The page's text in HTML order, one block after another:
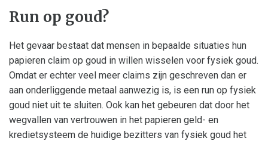
Run op goud?
Het gevaar bestaat dat mensen in bepaalde situaties hun
papieren claim op goud in willen wisselen voor fysiek goud.
Omdat er echter veel meer claims zijn geschreven dan er
aan onderliggende metaal aanwezig is, is een run op fysiek
goud niet uit te sluiten. Ook kan het gebeuren dat door het
wegvallen van vertrouwen in het papieren geld- en
kredietsysteem de huidige bezitters van fysiek goud het